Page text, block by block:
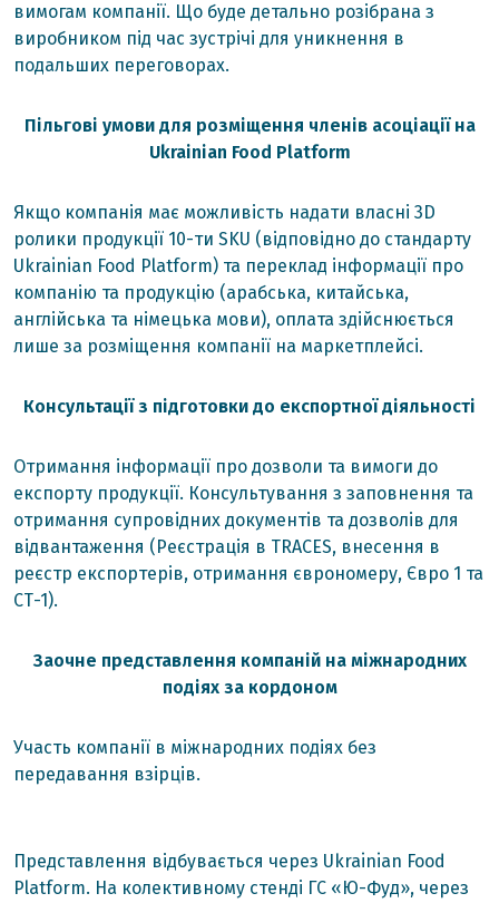
вимогам компанії. Що буде детально розібрана з
виробником під час зустрічі для уникнення в
подальших переговорах.
Пільгові умови для розміщення членів асоціації на
Ukrainian Food Platform
Якщо компанія має можливість надати власні 3D
ролики продукції 10-ти SKU (відповідно до стандарту
Ukrainian Food Platform) та переклад інформації про
компанію та продукцію (арабська, китайська,
англійська та німецька мови), оплата здійснюється
лише за розміщення компанії на маркетплейсі.
Консультації з підготовки до експортної діяльності
Отримання інформації про дозволи та вимоги до
експорту продукції. Консультування з заповнення та
отримання супровідних документів та дозволів для
відвантаження (Реєстрація в TRACES, внесення в
реєстр експортерів, отримання єврономеру, Євро 1 та
СТ-1).
Заочне представлення компаній на міжнародних
подіях за кордоном
Участь компанії в міжнародних подіях без
передавання взірців.
Представлення відбувається через Ukrainian Food
Platform. На колективному стенді ГС «Ю-Фуд», через